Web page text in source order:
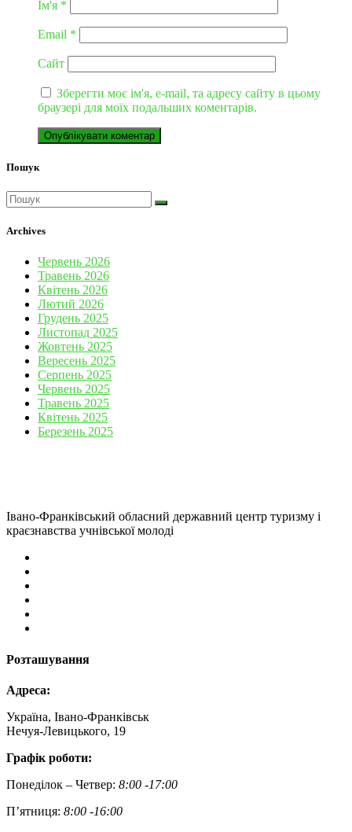
Ім'я *
Email *
Сайт
Зберегти моє ім'я, e-mail, та адресу сайту в цьому
браузері для моїх подальших коментарів.
Пошук
Archives
Червень 2026
Травень 2026
Квітень 2026
Лютий 2026
Грудень 2025
Листопад 2025
Жовтень 2025
Вересень 2025
Серпень 2025
Червень 2025
Травень 2025
Квітень 2025
Березень 2025
Івано-Франківський обласний державний центр туризму і
краєзнавства учнівської молоді
Розташування
Адреса:
Україна, Івано-Франківськ
Нечуя-Левицького, 19
Графік роботи:
Понеділок – Четвер: 8:00 -17:00
П’ятниця: 8:00 -16:00